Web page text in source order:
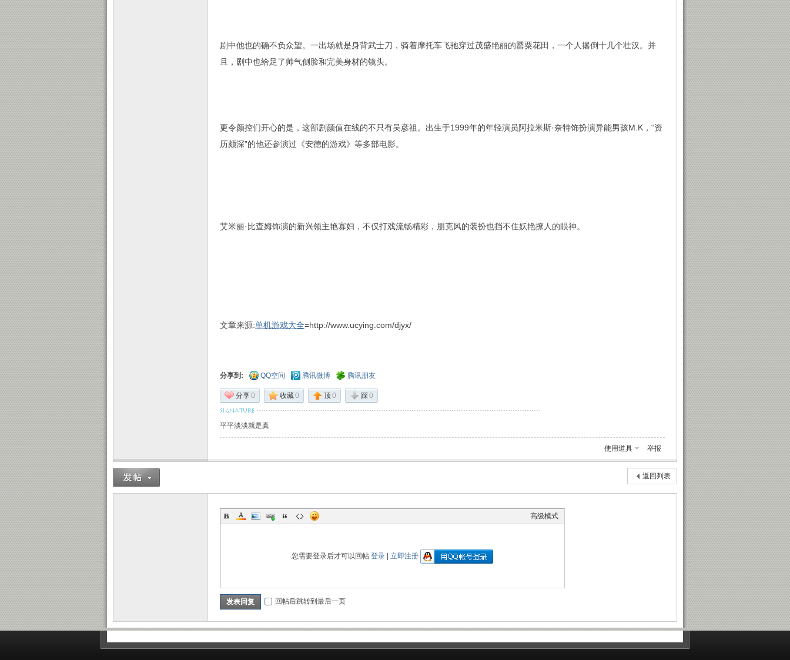
剧中他也的确不负众望。一出场就是身背武士刀，骑着摩托车飞驰穿过茂盛艳丽的罂粟花田，一个人撂倒十几个壮汉。并
且，剧中也给足了帅气侧脸和完美身材的镜头。
更令颜控们开心的是，这部剧颜值在线的不只有吴彦祖。出生于1999年的年轻演员阿拉米斯·奈特饰扮演异能男孩M.K，“资
历颇深”的他还参演过《安德的游戏》等多部电影。
艾米丽·比查姆饰演的新兴领主艳寡妇，不仅打戏流畅精彩，朋克风的装扮也挡不住妖艳撩人的眼神。
文章来源:单机游戏大全=http://www.ucying.com/djyx/
分享到: QQ空间 腾讯微博 腾讯朋友
分享0 收藏0 顶0 踩0
平平淡淡就是真
使用道具 举报
返回列表
高级模式
您需要登录后才可以回帖 登录 立即注册
发表回复 回帖后跳转到最后一页